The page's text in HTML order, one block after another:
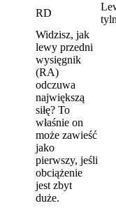
RD
Widzisz, jak
lewy przedni
wysięgnik
(RA)
odczuwa
największą
siłę? To
właśnie on
może zawieść
jako
pierwszy, jeśli
obciążenie
jest zbyt
duże.